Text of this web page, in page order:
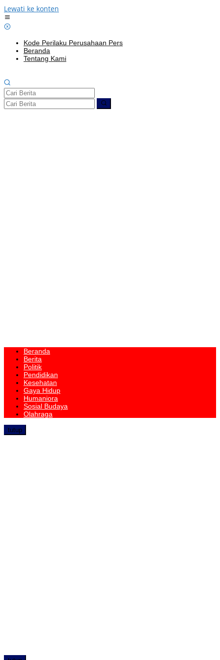
Lewati ke konten
Kode Perilaku Perusahaan Pers
Beranda
Tentang Kami
Beranda
Berita
Politik
Pendidikan
Kesehatan
Gaya Hidup
Humaniora
Sosial Budaya
Olahraga
tutup